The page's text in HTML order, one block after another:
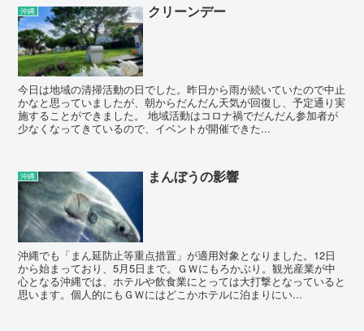
沖縄 クリーンデー
今日は地域の清掃活動の日でした。昨日から雨が続いていたので中止
かなと思っていましたが、朝からだんだん天気が回復し、予定通り実
施することができました。 地域活動はコロナ禍でだんだん参加者が
少なくなってきているので、イベントが開催できた...
沖縄 まんぼうの影響
沖縄でも「まん延防止等重点措置」が適用対象となりました。12日
から始まっており、5月5日まで。ＧＷにもろかぶり。観光産業が中
心となる沖縄では、ホテルや飲食業にとっては大打撃となっていると
思います。個人的にもＧＷにはどこかホテルに泊まりにい...